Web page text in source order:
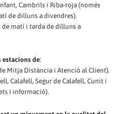
Cambrils i Riba-roja (només
de dilluns a divendres).
matí i tarda de dilluns a
estacions de:
Mitja Distància i Atenció al Client).
Calafell, Segur de Calafell, Cunit i
i informació).